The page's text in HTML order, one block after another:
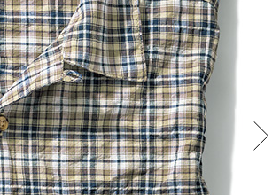
ッグ
ウオッチ
ネックレス
ブレスレット
その他
ファッション雑貨
帽子
ネクタイ
ア
財布／小物
財布／コインケース
革小物
ポーチ
その他
ウオッチ／アクセサリー